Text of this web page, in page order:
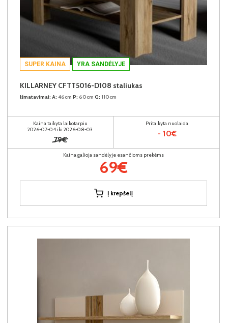
SUPER KAINA YRA SANDĖLYJE
KILLARNEY CFTT5016-D108 staliukas
Išmatavimai: A: 46cm P: 60cm G: 110cm
Kaina taikyta laikotarpiu
2026-07-04 iki 2026-08-03
79€
Pritaikyta nuolaida
- 10€
Kaina galioja sandėlyje esančioms prekėms
69€
Į krepšelį